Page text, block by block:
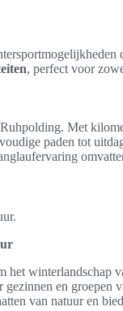
, perfect voor
Met
paden tot
het winterlandschap
en groepen
van natuur en